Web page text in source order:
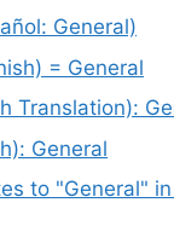
General)
= General
Translation):
General
to "General"